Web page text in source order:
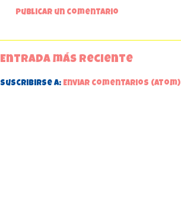
Publicar un comentario
Entrada más reciente
Suscribirse a: Enviar comentarios (Atom)